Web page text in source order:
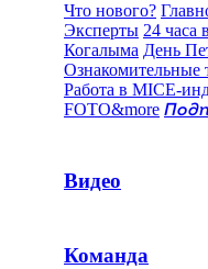
Что нового?
Эксперты 24 часа
Когалыма День
Ознакомительные
Работа в MICE-
FOTO&more
Видео
Команда